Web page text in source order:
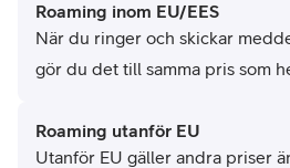
Roaming inom EU/EES
När du ringer och skickar
gör du det till samma pris som
Roaming utanför EU
Utanför EU gäller andra priser